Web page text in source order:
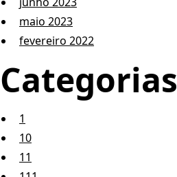
maio 2023
fevereiro 2022
Categorias
1
10
11